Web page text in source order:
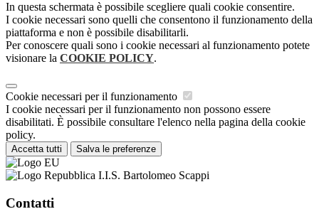
In questa schermata è possibile scegliere quali cookie consentire.
I cookie necessari sono quelli che consentono il funzionamento della
piattaforma e non è possibile disabilitarli.
Per conoscere quali sono i cookie necessari al funzionamento potete
visionare la COOKIE POLICY.
Cookie necessari per il funzionamento
I cookie necessari per il funzionamento non possono essere
disabilitati. È possibile consultare l'elenco nella pagina della cookie
policy.
Accetta tutti Salva le preferenze
I.I.S. Bartolomeo Scappi
Contatti